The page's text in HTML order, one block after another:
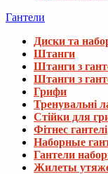
Гантели
Диски та
Штанги
Штанги з
Штанги з
Грифи
Тренувальні
Стійки для
Фітнес гантелі
Наборные
Гантели
Жилеты